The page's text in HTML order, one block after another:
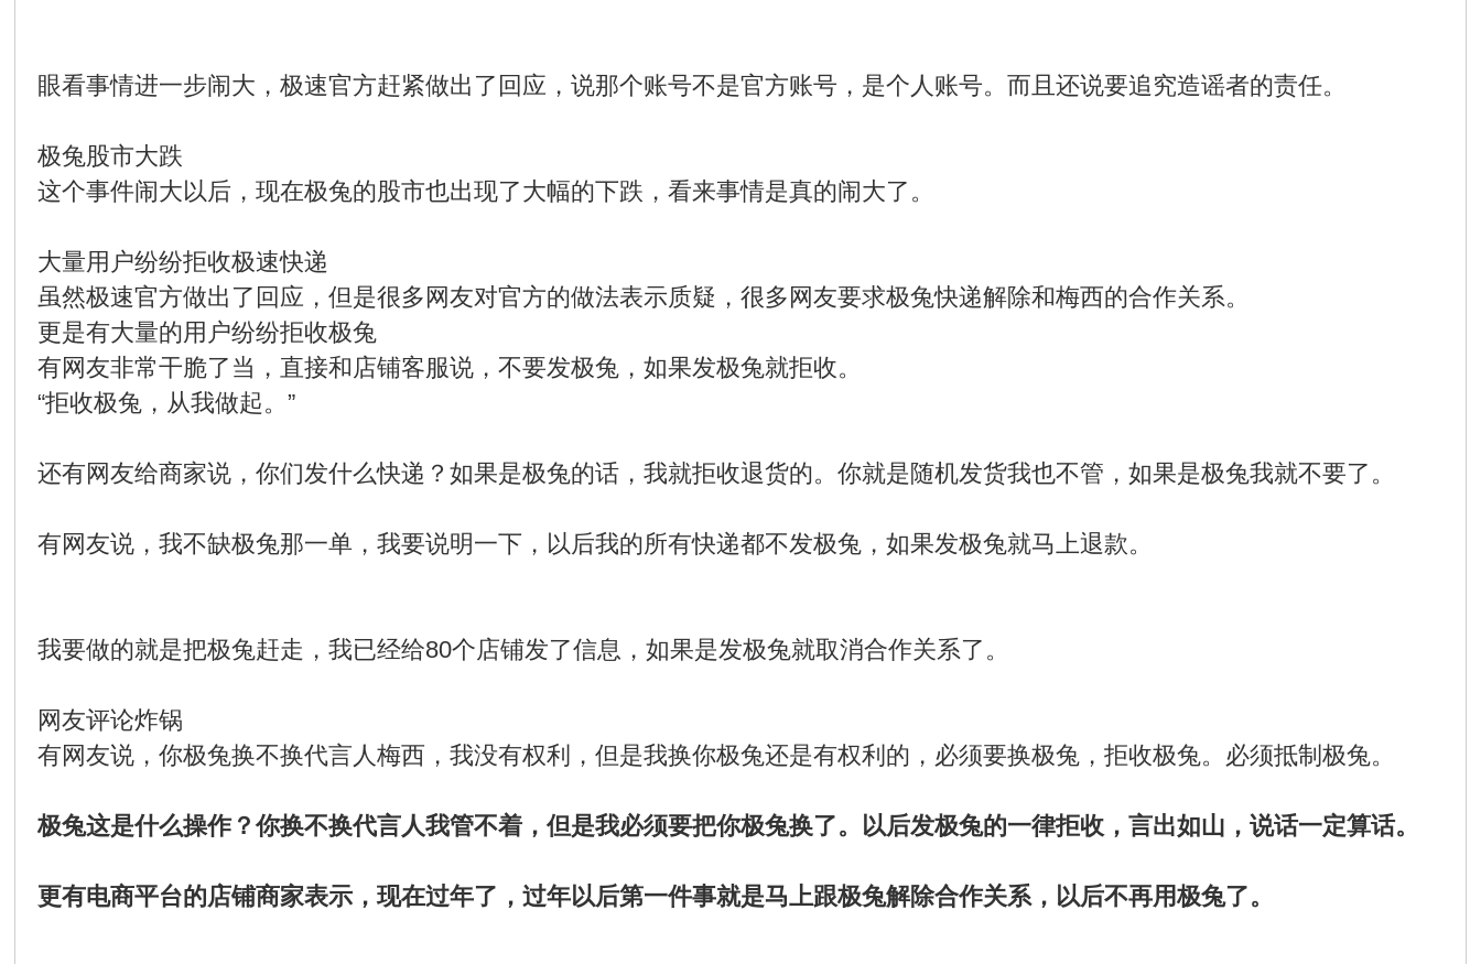
眼看事情进一步闹大，极速官方赶紧做出了回应，说那个账号不是官方账号，是个人账号。而且还说要追究造谣者的责任。
极兔股市大跌
这个事件闹大以后，现在极兔的股市也出现了大幅的下跌，看来事情是真的闹大了。
大量用户纷纷拒收极速快递
虽然极速官方做出了回应，但是很多网友对官方的做法表示质疑，很多网友要求极兔快递解除和梅西的合作关系。
更是有大量的用户纷纷拒收极兔
有网友非常干脆了当，直接和店铺客服说，不要发极兔，如果发极兔就拒收。
“拒收极兔，从我做起。”
还有网友给商家说，你们发什么快递？如果是极兔的话，我就拒收退货的。你就是随机发货我也不管，如果是极兔我就不要了。
有网友说，我不缺极兔那一单，我要说明一下，以后我的所有快递都不发极兔，如果发极兔就马上退款。
我要做的就是把极兔赶走，我已经给80个店铺发了信息，如果是发极兔就取消合作关系了。
网友评论炸锅
有网友说，你极兔换不换代言人梅西，我没有权利，但是我换你极兔还是有权利的，必须要换极兔，拒收极兔。必须抵制极兔。
极兔这是什么操作？你换不换代言人我管不着，但是我必须要把你极兔换了。以后发极兔的一律拒收，言出如山，说话一定算话。
更有电商平台的店铺商家表示，现在过年了，过年以后第一件事就是马上跟极兔解除合作关系，以后不再用极兔了。